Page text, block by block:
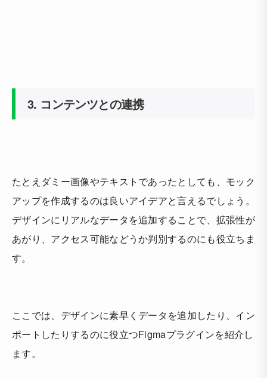
3. コンテンツとの連携
たとえダミー画像やテキストであったとしても、モック
アップを作成するのは良いアイデアと言えるでしょう。
デザインにリアルなデータを追加することで、拡張性が
あがり、アクセス可能などうか判別するのにも役立ちま
す。
ここでは、デザインに素早くデータを追加したり、イン
ポートしたりするのに役立つFigmaプラグインを紹介し
ます。